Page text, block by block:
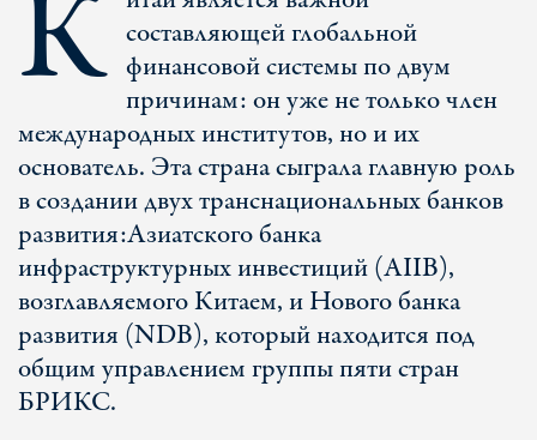
К составляющей глобальной
финансовой системы по двум
причинам: он уже не только член
международных институтов, но и их
основатель. Эта страна сыграла главную роль
в создании двух транснациональных банков
развития:Азиатского банка
инфраструктурных инвестиций (AIIB),
возглавляемого Китаем, и Нового банка
развития (NDB), который находится под
общим управлением группы пяти стран
БРИКС.